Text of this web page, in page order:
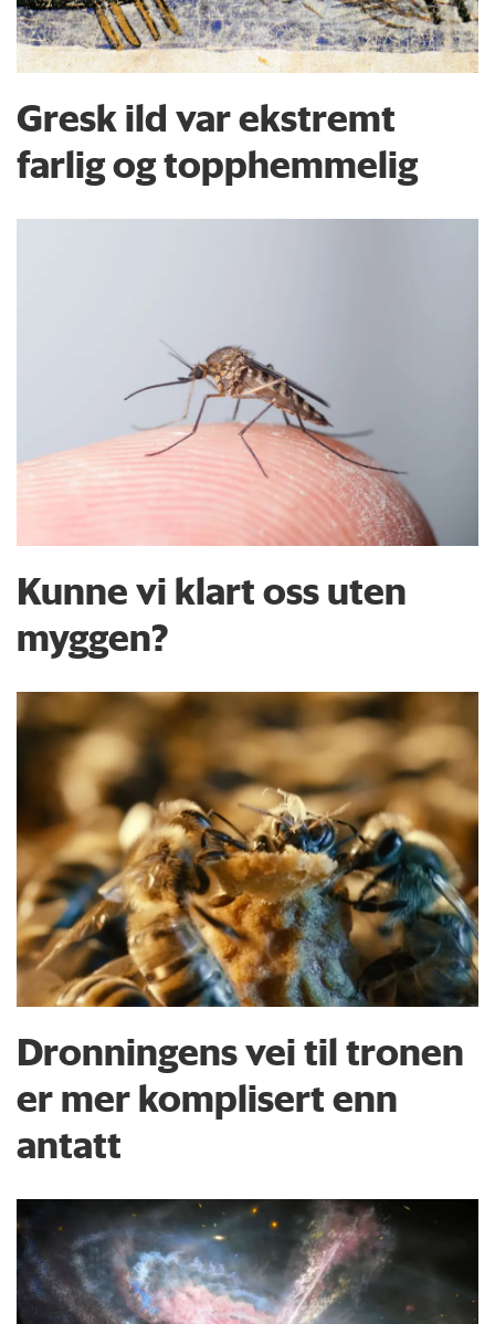
Gresk ild var ekstremt
farlig og topphemmelig
Kunne vi klart oss uten
myggen?
Dronningens vei til tronen
er mer komplisert enn
antatt